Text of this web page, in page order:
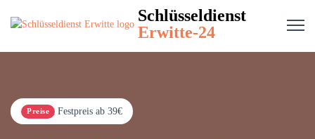
Schlüsseldienst
Erwitte-24
Preise Festpreis ab 39€